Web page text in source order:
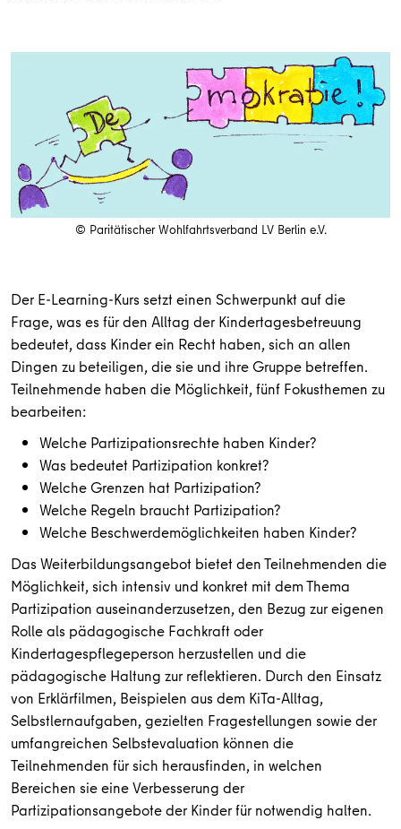
© Paritätischer Wohlfahrtsverband LV Berlin e.V.
Der E-Learning-Kurs setzt einen Schwerpunkt auf die
Frage, was es für den Alltag der Kindertagesbetreuung
bedeutet, dass Kinder ein Recht haben, sich an allen
Dingen zu beteiligen, die sie und ihre Gruppe betreffen.
Teilnehmende haben die Möglichkeit, fünf Fokusthemen zu
bearbeiten:
Welche Partizipationsrechte haben Kinder?
Was bedeutet Partizipation konkret?
Welche Grenzen hat Partizipation?
Welche Regeln braucht Partizipation?
Welche Beschwerdemöglichkeiten haben Kinder?
Das Weiterbildungsangebot bietet den Teilnehmenden die
Möglichkeit, sich intensiv und konkret mit dem Thema
Partizipation auseinanderzusetzen, den Bezug zur eigenen
Rolle als pädagogische Fachkraft oder
Kindertagespflegeperson herzustellen und die
pädagogische Haltung zur reflektieren. Durch den Einsatz
von Erklärfilmen, Beispielen aus dem KiTa-Alltag,
Selbstlernaufgaben, gezielten Fragestellungen sowie der
umfangreichen Selbstevaluation können die
Teilnehmenden für sich herausfinden, in welchen
Bereichen sie eine Verbesserung der
Partizipationsangebote der Kinder für notwendig halten.